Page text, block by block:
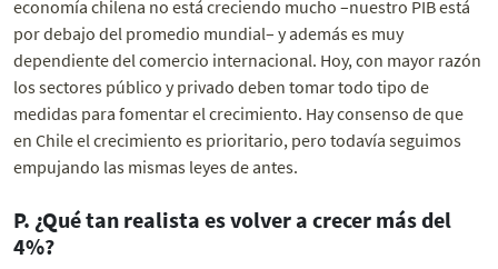
economía chilena no está creciendo mucho –nuestro PIB está
por debajo del promedio mundial– y además es muy
dependiente del comercio internacional. Hoy, con mayor razón
los sectores público y privado deben tomar todo tipo de
medidas para fomentar el crecimiento. Hay consenso de que
en Chile el crecimiento es prioritario, pero todavía seguimos
empujando las mismas leyes de antes.
P. ¿Qué tan realista es volver a crecer más del
4%?